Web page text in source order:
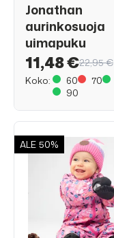
Jonathan
aurinkosuoja
uimapuku
11,48 €22,95 €
Koko:
60 70
90
ALE 50%